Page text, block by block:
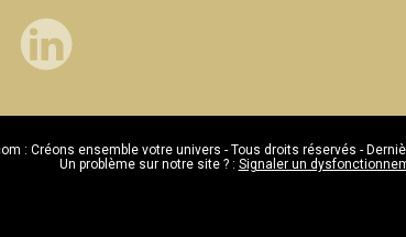
: Créons ensemble votre univers - Tous droits réservés -
Un problème sur notre site ? : Signaler un